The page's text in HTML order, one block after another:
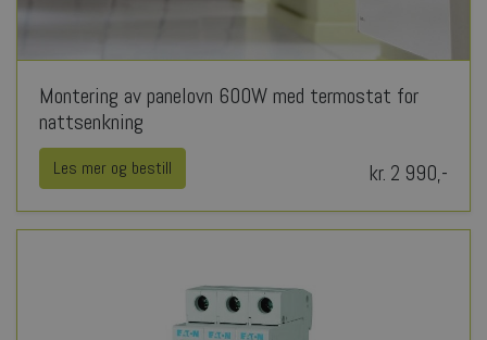
Montering av panelovn 600W med termostat for
nattsenkning
Les mer og bestill kr. 2 990,-